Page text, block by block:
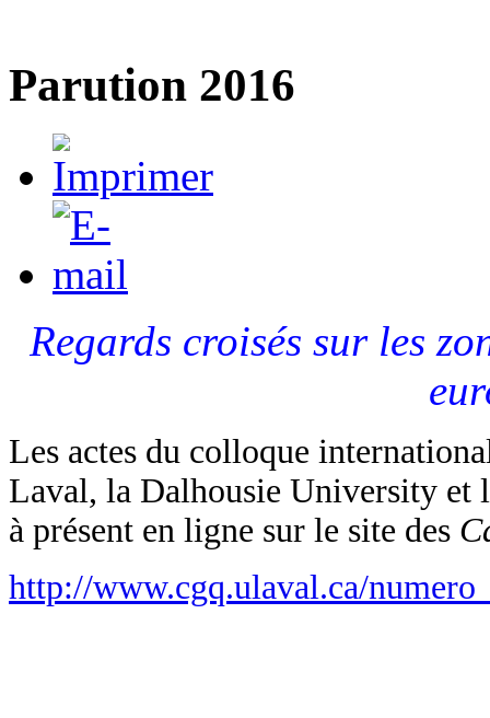
Parution 2016
Regards croisés sur les
Les actes du colloque
Laval, la Dalhousie University et
à présent en ligne sur le site des
http://www.cgq.ulaval.ca/